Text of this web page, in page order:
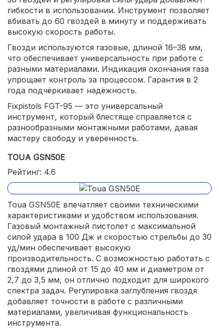
гибкости в использовании. Инструмент позволяет
вбивать до 60 гвоздей в минуту и поддерживать
высокую скорость работы.
Гвозди используются газовые, длиной 16–38 мм,
что обеспечивает универсальность при работе с
разными материалами. Индикация окончания газа
упрощает контроль за процессом. Гарантия в 2
года подчёркивает надёжность.
Fixpistols FGT-95 — это универсальный
инструмент, который блестяще справляется с
разнообразными монтажными работами, давая
мастеру свободу и уверенность.
TOUA GSN50E
Рейтинг: 4.6
Toua GSN50E впечатляет своими техническими
характеристиками и удобством использования.
Газовый монтажный пистолет с максимальной
силой удара в 100 Дж и скоростью стрельбы до 30
уд/мин обеспечивает высокую
производительность. С возможностью работать с
гвоздями длиной от 15 до 40 мм и диаметром от
2,7 до 3,5 мм, он отлично подходит для широкого
спектра задач. Регулировка заглубления гвоздя
добавляет точности в работе с различными
материалами, увеличивая функциональность
инструмента.